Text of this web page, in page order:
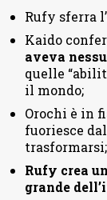
Rufy sferra
Kaido
aveva
quelle
il mondo;
Orochi è in
fuoriesce
trasformarsi;
Rufy crea
grande